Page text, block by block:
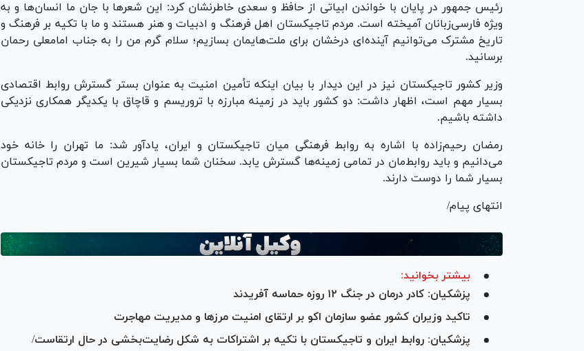
رئیس جمهور در پایان با خواندن ابیاتی از حافظ و سعدی خاطرنشان کرد: این شعر‌ها با جان ما انسان‌ها و به
ویژه فارسی‌زبانان آمیخته است. مردم تاجیکستان اهل فرهنگ و ادبیات و هنر هستند و ما با تکیه بر فرهنگ و
تاریخ مشترک می‌توانیم آینده‌ای درخشان برای ملت‌هایمان بسازیم؛ سلام گرم من را به جناب امامعلی رحمان
برسانید.
وزیر کشور تاجیکستان نیز در این دیدار با بیان اینکه تأمین امنیت به عنوان بستر گسترش روابط اقتصادی
بسیار مهم است، اظهار داشت: دو کشور باید در زمینه مبارزه با تروریسم و قاچاق با یکدیگر همکاری نزدیکی
داشته باشیم.
رمضان رحیم‌زاده با اشاره به روابط فرهنگی میان تاجیکستان و ایران، یادآور شد: ما تهران را خانه خود
می‌دانیم و باید روابط‌مان در تمامی زمینه‌ها گسترش یابد. سخنان شما بسیار شیرین است و مردم تاجیکستان
بسیار شما را دوست دارند.
انتهای پیام/
بیشتر بخوانید:
پزشکیان: کادر درمان در جنگ ۱۲ روزه حماسه آفریدند
تاکید وزیران کشور عضو سازمان اکو بر ارتقای امنیت مرز‌ها و مدیریت مهاجرت
پزشکیان: روابط ایران و تاجیکستان با تکیه بر اشتراکات به شکل رضایت‌بخشی در حال ارتقاست/